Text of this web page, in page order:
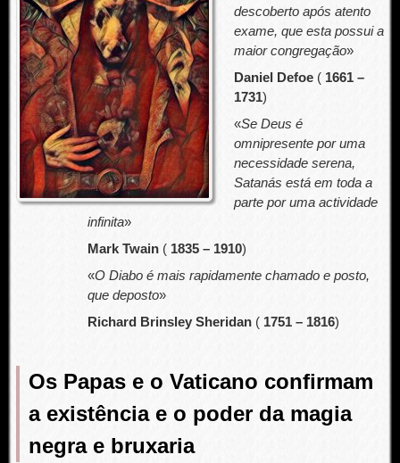
descoberto após atento
exame, que esta possui a
maior congregação»
Daniel Defoe(1661 –
1731)
«Se Deus é
omnipresente por uma
necessidade serena,
Satanás está em toda a
parte por uma actividade
infinita»
Mark Twain(1835 – 1910)
«O Diabo é mais rapidamente chamado e posto,
que deposto»
Richard Brinsley Sheridan( 1751 – 1816)
Os Papas e o Vaticano confirmam
a existência e o poder da magia
negra e bruxaria